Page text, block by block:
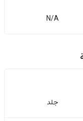
N/A
جلد